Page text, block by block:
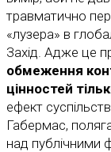
травматично
«лузера» в
Захід. Адже це
обмеження
цінностей
ефект
Габермас,
над публічними